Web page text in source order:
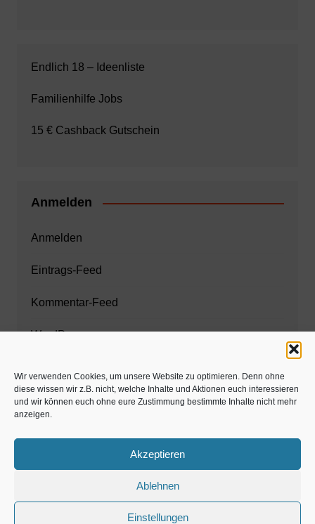
Wir verwenden Cookies, um unsere Website zu optimieren. Denn ohne
diese wissen wir z.B. nicht, welche Inhalte und Aktionen euch interessieren
und wir können euch ohne eure Zustimmung bestimmte Inhalte nicht mehr
anzeigen.
Akzeptieren
Ablehnen
Einstellungen
Endlich 18 – Ideenliste
Familienhilfe Jobs
15 € Cashback Gutschein
Anmelden
Anmelden
Eintrags-Feed
Kommentar-Feed
WordPress.org
Zahnarzt München
www.estaregistrierung.org – ESTA
©familös - dieTestfamilie -